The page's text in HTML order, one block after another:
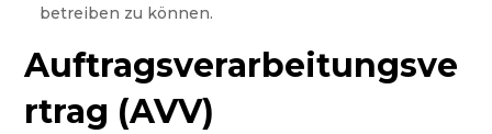
betreiben zu können.
Auftragsverarbeitungsve
rtrag (AVV)